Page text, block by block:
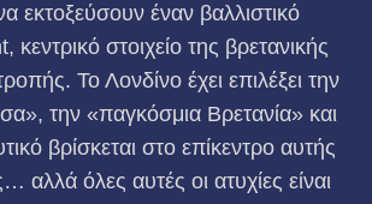
εκτοξεύσουν έναν βαλλιστικό
στοιχείο της βρετανικής
Το Λονδίνο έχει επιλέξει την
την «παγκόσμια Βρετανία» και
βρίσκεται στο επίκεντρο αυτής
αλλά όλες αυτές οι ατυχίες είναι